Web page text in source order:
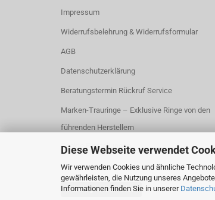
Diese Webseite verwendet
Wir verwenden Cookies und ähnliche
gewährleisten, die Nutzung unseres
Informationen finden Sie in unserer
Impressum
Widerrufsbelehrung & Widerrufsformular
AGB
Datenschutzerklärung
Beratungstermin Rückruf Service
Marken-Trauringe – Exklusive Ringe von den
führenden Herstellern
Cookie Einstellungen
Vertrag widerrufen